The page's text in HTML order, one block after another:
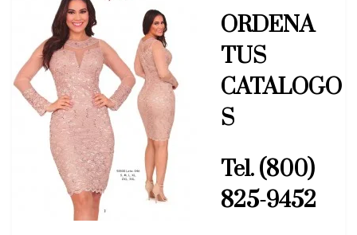
ORDENA
TUS
CATALOGO
S
Tel. (800)
825-9452